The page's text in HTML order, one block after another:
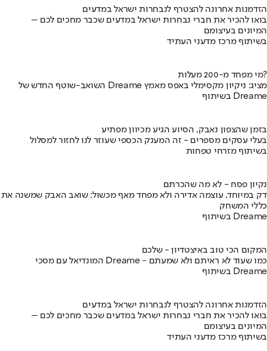
הזדמנות אחרונה להצטרף לנבחרות ישראל במדעים
בואו להכיר את חברי נבחרות ישראל במדעים שכבר מחכים לכם –
המיונים בעיצומם
בשיתוף מרכז מדעני העתיד
מי מפחד מ-200 מעלות?
השואב-שוטף החדש של Dreame מציג: ניקיון מקסימלי באפס מאמץ
בשיתוף Dreame
בזמן שהצפון נאבק, הסיוע הגיע מכיוון מפתיע
בעלי עסקים מספרים - זה המענק הכספי שעוזר לנו לחזור למסלול
בשיתוף מזרחי טפחות
נקיון פסח - לא מה שהכרתם
דק במיוחד, עוצמה אדירה ולא מפחד מאף מכשול: שואב האבק שמשנה את
כללי המשחק
בשיתוף Dreame
המקום הכי טוב באיצטדיון - שלכם
המונדיאל עם מסכי Dreame - כמו שעוד לא ראיתם ולא שמעתם
בשיתוף Dreame
הזדמנות אחרונה להצטרף לנבחרות ישראל במדעים
בואו להכיר את חברי נבחרות ישראל במדעים שכבר מחכים לכם –
המיונים בעיצומם
בשיתוף מרכז מדעני העתיד